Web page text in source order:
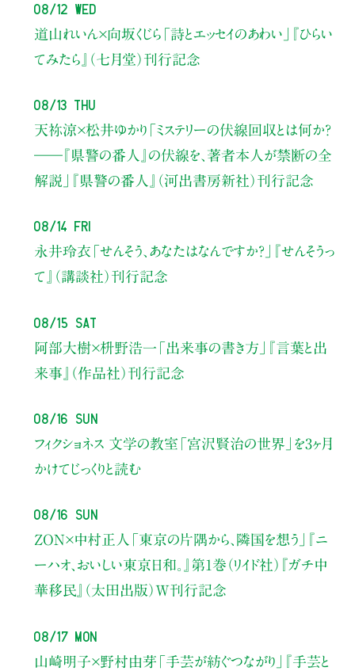
08/12 Wed
道山れいん×向坂くじら 「詩とエッセイのあわい」
『ひらい
てみたら』（七月堂）刊行記念
08/13 Thu
天祢涼×松井ゆかり 「ミステリーの伏線回収とは何か？
――『県警の番人』の伏線を、著者本人が禁断の全
解説」
『県警の番人』（河出書房新社）刊行記念
08/14 Fri
永井玲衣 「せんそう、あなたはなんですか？」
『せんそうっ
て』（講談社）刊行記念
08/15 Sat
阿部大樹×枡野浩一 「出来事の書き方」
『言葉と出
来事』（作品社）刊行記念
08/16 Sun
フィクショネス 文学の教室 「宮沢賢治の世界」を3ヶ月
かけてじっくりと読む
08/16 Sun
ZON×中村正人 「東京の片隅から、隣国を想う」
『ニ
ーハオ、おいしい東京日和。』第1巻（リイド社）
『ガチ中
華移民』（太田出版）W刊行記念
08/17 Mon
山崎明子×野村由芽 「手芸が紡ぐつながり」
『手芸と